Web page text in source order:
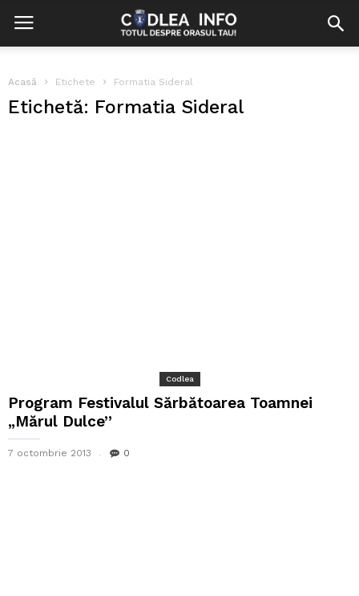
Acasă Etichete Formatia Sideral
Etichetă: Formatia Sideral
Codlea
Program Festivalul Sărbătoarea Toamnei
„Mărul Dulce”
7 octombrie 2013 0